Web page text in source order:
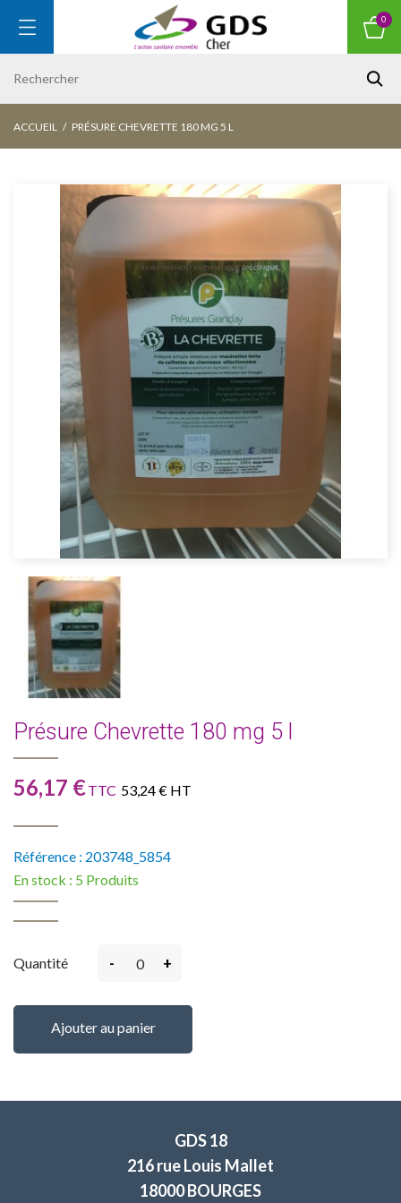
0
ACCUEIL PRÉSURE CHEVRETTE 180 MG 5 L
Présure Chevrette 180 mg 5 l
56,17 €TTC 53,24 € HT
Référence : 203748_5854
En stock : 5 Produits
Quantité - +
Ajouter au panier
GDS 18
216 rue Louis Mallet
18000 BOURGES